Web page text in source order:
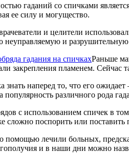
гаданий со спичками
ее силу и могущество.
и целители
неуправляемую и
Раньше
закрепления пламенем.
знать наперед то, что его
популярность различного рода
с использованием спичек в
сложно поспорить или поставить
помощью лечили больных,
и в наши дни можно